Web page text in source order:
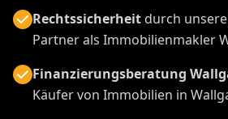
Rechtssicherheitdurch
Partner als Immobilienmakler
Finanzierungsberatung
Käufer von Immobilien in